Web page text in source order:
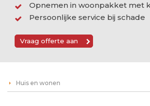
Opnemen in woonpakket met
Persoonlijke service bij schade
Vraag offerte aan
Huis en wonen